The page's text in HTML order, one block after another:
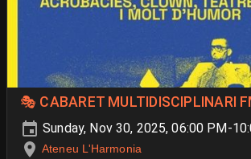
🎭 CABARET MULTIDISCIPLINARI
Sunday, Nov 30, 2025, 06:00 PM-
Ateneu L'Harmonia